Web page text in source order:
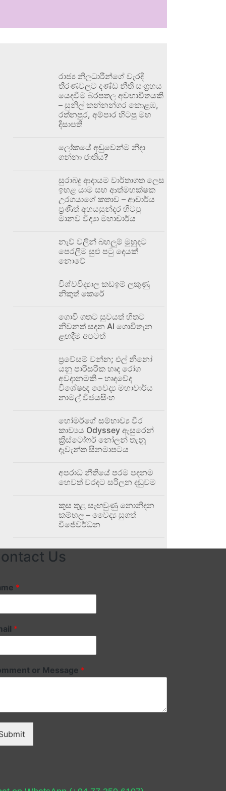
රාජ්‍ය නිලධාරීන්ගේ වැරදි
තීරණවලට දණ්ඩ නීති සංග්‍රහය
යෙදවීම බරපතල අවභාවිතයකි
– සුනිල් කන්නන්ගර කොළඹ,
රත්නපුර, අම්පාර හිටපු මහ
දිසාපති
ලෝකයේ අඩුවෙන්ම නිදා
ගන්නා ජාතිය?
සුරාබදු ආදායම වාර්තාගත ලෙස
ඉහළ යාම සහ ආත්මභක්ෂක
උරගයාගේ කතාව – ආචාර්ය
ප්‍රණීත් අභයසුන්දර හිටපු
මානව විද්‍යා මහාචාර්ය
නැව් වලින් බහලුම් මුහුදට
පෙරලීම සුළු පටු දෙයක්
නොවේ
විශ්වවිද්‍යාල කඩඉම් ලකුණු
නිකුත් කෙරේ
ගොවි ගතට සුවයත් හිතට
නිවනත් සදන AI ගොවිතැන
ළඟදීම අපටත්
ප්‍රවේසම් වන්න; එල් නිනෝ
යනු පාරිසරික හෘද රෝග
අවදානමකි – හෘදවේද
විශේෂඥ වෛද්‍ය මහාචාර්ය
නාමල් විජයසිංහ
හෝමර්ගේ සම්භාව්‍ය වීර
කාව්‍යය Odyssey ඇසුරෙන්
ක්‍රිස්ටෝෆර් නෝලන් තැනූ
දැවැන්ත සිනමාපටය
අපරාධ නීතියේ පරම පදනම
හෙවත් වරදට සරිලන දඬුවම
කුස තුළ සැඟවුණු නොනිදන
කම්හල – වෛද්‍ය සුගත්
විජේවර්ධන
Us
*
*
or Message *